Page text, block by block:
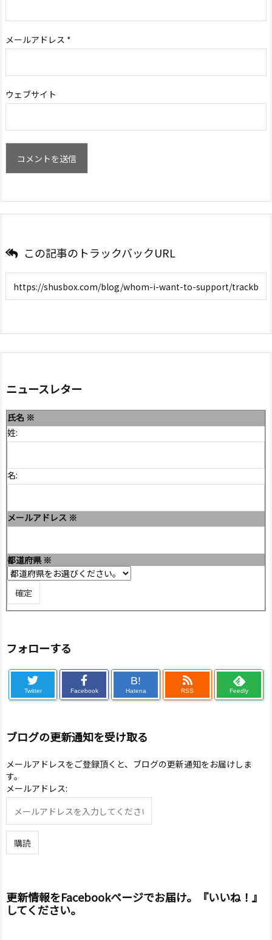
メールアドレス *
ウェブサイト
この記事のトラックバックURL
ニュースレター
氏名 ※
姓:
名:
メールアドレス ※
都道府県 ※
フォローする
Twitter Facebook
B!
Hatena RSS Feedly
ブログの更新通知を受け取る
メールアドレスをご登録頂くと、ブログの更新通知をお届けしま
す。
メールアドレス:
更新情報をFacebookページでお届け。『いいね！』
してください。